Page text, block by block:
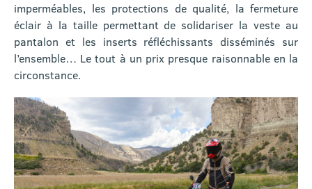
imperméables, les protections de qualité, la fermeture
éclair à la taille permettant de solidariser la veste au
pantalon et les inserts réfléchissants disséminés sur
l’ensemble… Le tout à un prix presque raisonnable en la
circonstance.